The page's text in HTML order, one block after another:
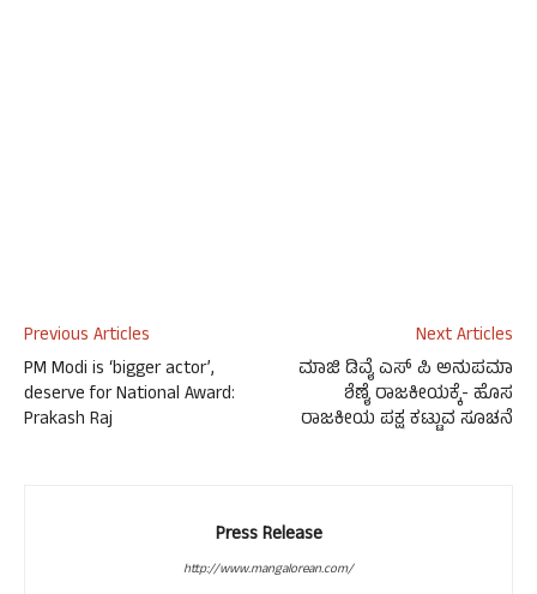
Previous Articles
PM Modi is ‘bigger actor’,
deserve for National Award:
Prakash Raj
Next Articles
ಮಾಜಿ ಡಿವೈ ಎಸ್ ಪಿ ಅನುಪಮಾ
ಶೆಣೈ ರಾಜಕೀಯಕ್ಕೆ- ಹೊಸ
ರಾಜಕೀಯ ಪಕ್ಷ ಕಟ್ಟುವ ಸೂಚನೆ
Press Release
http://www.mangalorean.com/